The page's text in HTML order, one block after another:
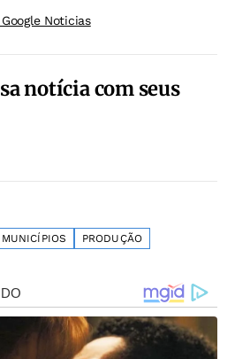
Google Noticias
notícia com seus
MUNICÍPIOS PRODUÇÃO